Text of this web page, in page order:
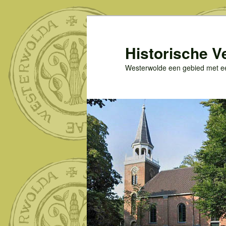
primaire
inhoud
Historische
Westerwolde een gebied met